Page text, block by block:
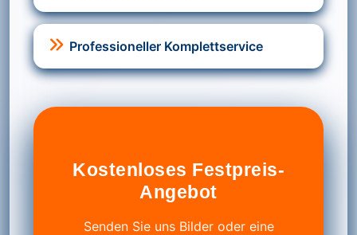
Professioneller Komplettservice
Kostenloses Festpreis-
Angebot
Senden Sie uns Bilder oder eine